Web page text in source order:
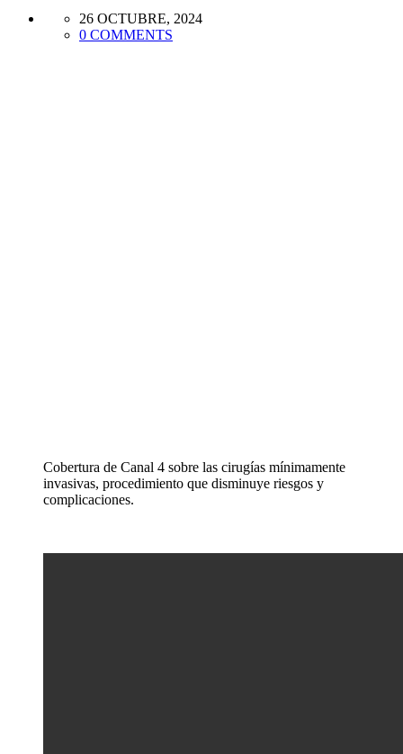
26 OCTUBRE, 2024
0 COMMENTS
Cobertura de Canal 4 sobre las cirugías mínimamente
invasivas, procedimiento que disminuye riesgos y
complicaciones.